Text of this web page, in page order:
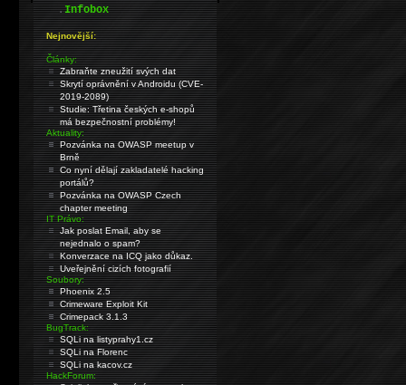
.Infobox
Nejnovější:
Články:
Zabraňte zneužití svých dat
Skrytí oprávnění v Androidu (CVE-
2019-2089)
Studie: Třetina českých e-shopů
má bezpečnostní problémy!
Aktuality:
Pozvánka na OWASP meetup v
Brně
Co nyní dělají zakladatelé hacking
portálů?
Pozvánka na OWASP Czech
chapter meeting
IT Právo:
Jak poslat Email, aby se
nejednalo o spam?
Konverzace na ICQ jako důkaz.
Uveřejnění cizích fotografií
Soubory:
Phoenix 2.5
Crimeware Exploit Kit
Crimepack 3.1.3
BugTrack:
SQLi na listyprahy1.cz
SQLi na Florenc
SQLi na kacov.cz
HackForum: